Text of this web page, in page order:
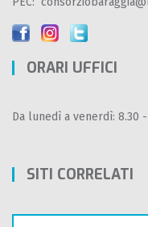
ORARI UFFICI
Da lunedì a venerdì: 8.30
SITI CORRELATI